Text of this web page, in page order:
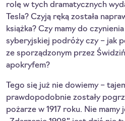
rolę w tych dramatycznych
Tesla? Czyją ręką została
książka? Czy mamy do
syberyjskiej podróży czy – jak
ze sporządzonym przez
apokryfem?
Tego się już nie dowiemy –
prawdopodobnie zostały
pożarze w 1917 roku. Nie